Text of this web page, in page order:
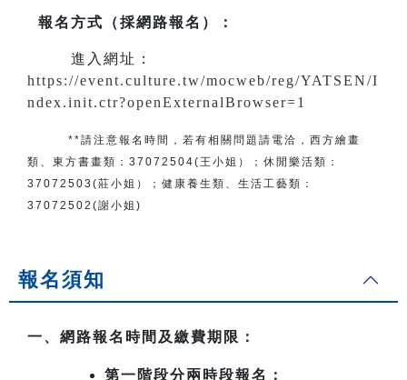
報名方式（採網路報名） ：
進入網址：
https://event.culture.tw/mocweb/reg/YATSEN/I
ndex.init.ctr?openExternalBrowser=1
**請注意報名時間，若有相關問題 請電洽 ， 西方繪畫
類、東方書畫類： 37072504(王小姐） ； 休閒樂活類：
37072503(莊小姐）； 健康養生類、生活工藝類：
37072502(謝小姐)
報名須知
一、網路報名時間及繳費期限：
第一階段分兩時段報名：